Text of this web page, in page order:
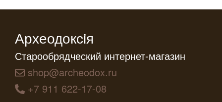
Археодоксiя
Старообрядческий интернет-магазин
shop@archeodox.ru
+7 911 622-17-08